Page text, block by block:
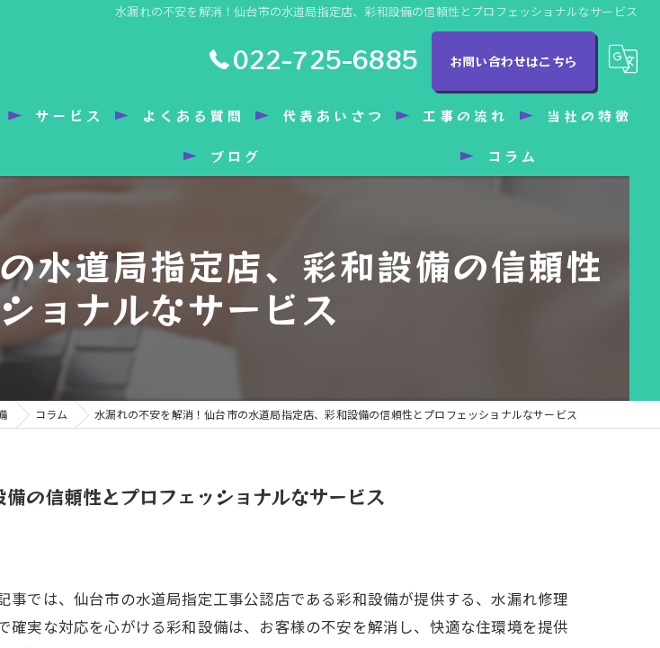
水漏れの不安を解消！仙台市の水道局指定店、彩和設備の信頼性とプロフェッショナルなサービス
022-725-6885 お問い合わせはこちら
サービス よくある質問 代表あいさつ 工事の流れ 当社の特徴
トイレ
水漏れ
ブログ コラム
水道局指定店、彩和設備の信頼性
ョナルなサービス
コラム 水漏れの不安を解消！仙台市の水道局指定店、彩和設備の信頼性とプロフェッショナルなサービス
の信頼性とプロフェッショナルなサービス
では、仙台市の水道局指定工事公認店である彩和設備が提供する、水漏れ修理
実な対応を心がける彩和設備は、お客様の不安を解消し、快適な住環境を提供